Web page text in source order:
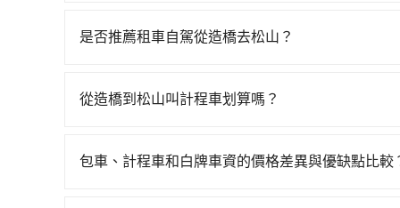
23:00，苗栗-台北一天最多有32班次高鐵可搭乘
的計程車，搭上小黃後約花20分鐘、車費300元
苗栗縣少部分小黃司機不按表收費，看乘客是外
是否推薦租車自駕從造橋去松山？
天就要來回，那在苗栗路邊可隨租隨借的iRent應
額外的汽車保險與可能的罰單都需自付。再者，
從造橋到松山叫計程車划算嗎？
元間，但如改預約tripool可省高達$1,400。但如
包車、計程車和白牌車資的價格差異與優缺點比較